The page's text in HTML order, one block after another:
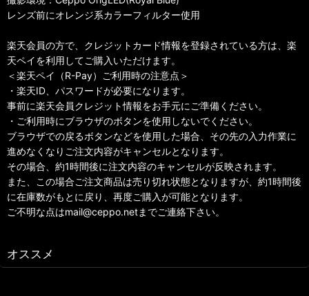
レンズ前にオレンジ系カラーフィルター使用
楽天会員の方で、クレジットカード情報を登録されている方は、楽
天ペイを利用してご購入いただけます。
＜楽天ペイ（R-Pay）ご利用時の注意点＞
・楽天ID、パスワードが必要になります。
事前に楽天会員クレジット情報をお手元にご準備ください。
・ご利用時にブラウザのボタンを使用しないでください。
ブラウザでの戻るボタンなどを使用した場合、その先の入力作業に
進めなくなりご注文内容がキャンセルとなります。
その場合、約1時間後に注文内容のキャンセルが反映されます。
また、この場合ご注文商品は売り切れ状態となりますが、約1時間後
に在庫数がもとに戻り、再度ご購入が可能となります。
ご不明な点はmail@ceppo.netまでご連絡下さい。
オススメ